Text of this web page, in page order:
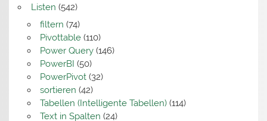
Listen (542)
filtern (74)
Pivottable(110)
Power Query(146)
PowerBI (50)
PowerPivot(32)
sortieren (42)
Tabellen (Intelligente Tabellen)(114)
Text in Spalten (24)